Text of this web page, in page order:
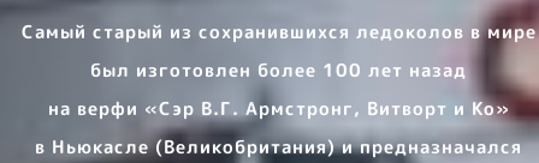
Самый старый из сохранившихся ледоколов в мире
был изготовлен более 100 лет назад
на верфи «Сэр В.Г. Армстронг, Витворт и Ко»
в Ньюкасле (Великобритания) и предназначался
ВЕК «АНГАРЫ».
ИСТОРИЯ
СТАРЕЙШЕГО